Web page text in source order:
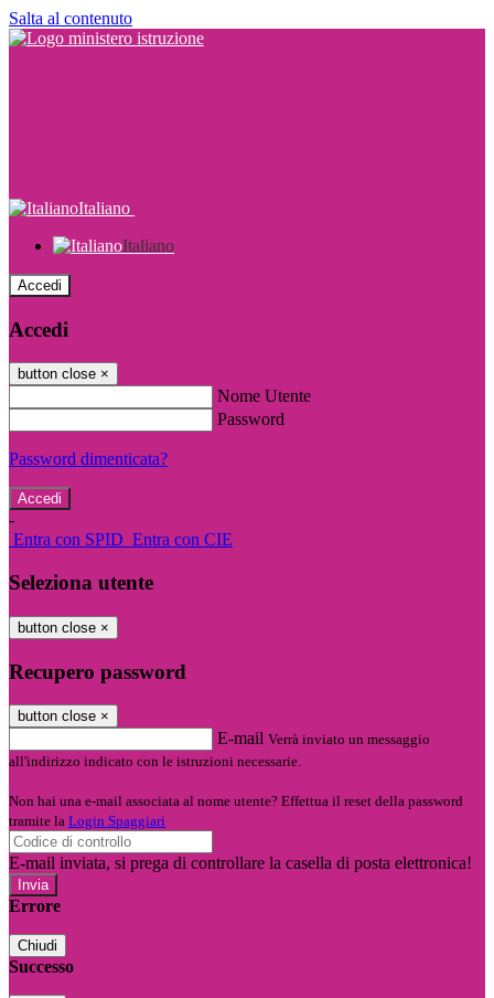
Salta al contenuto
Italiano
Italiano
Accedi
Accedi
button close ×
Nome Utente
Password
Password dimenticata?
-
Entra con SPID Entra con CIE
Seleziona utente
button close ×
Recupero password
button close ×
E-mail Verrà inviato un messaggio
all'indirizzo indicato con le istruzioni necessarie.
Non hai una e-mail associata al nome utente? Effettua il reset della password
tramite la Login Spaggiari
E-mail inviata, si prega di controllare la casella di posta elettronica!
Errore
Chiudi
Successo